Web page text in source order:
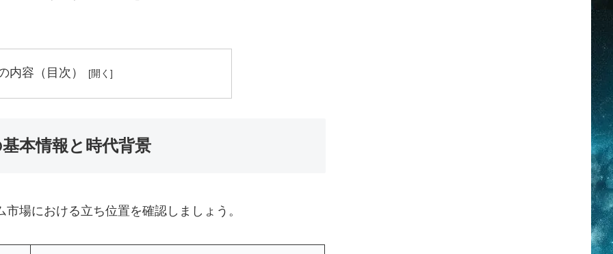
内容（目次）
本情報と時代背景
場における立ち位置を確認しましょう。